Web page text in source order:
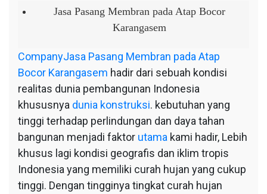
Pasang
Bocor
Karangasem
Jasa Pasang Membran pada Atap Bocor
Karangasem
CompanyJasa Pasang Membran pada Atap
Bocor Karangasem hadir dari sebuah kondisi
realitas dunia pembangunan Indonesia
khususnya dunia konstruksi. kebutuhan yang
tinggi terhadap perlindungan dan daya tahan
bangunan menjadi faktor utama kami hadir, Lebih
khusus lagi kondisi geografis dan iklim tropis
Indonesia yang memiliki curah hujan yang cukup
tinggi. Dengan tingginya tingkat curah hujan